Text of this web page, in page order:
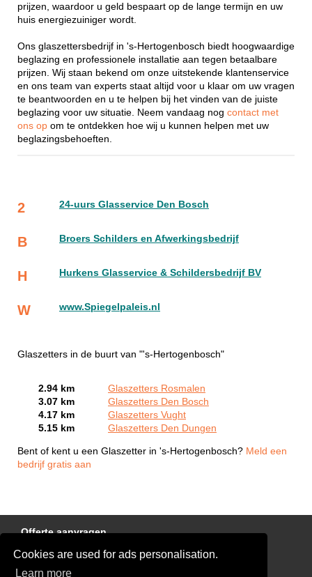
Cookies are used for ads personalisation.
Learn more
prijzen, waardoor u geld bespaart op de lange termijn en uw
huis energiezuiniger wordt.
Ons glaszettersbedrijf in 's-Hertogenbosch biedt hoogwaardige
beglazing en professionele installatie aan tegen betaalbare
prijzen. Wij staan bekend om onze uitstekende klantenservice
en ons team van experts staat altijd voor u klaar om uw vragen
te beantwoorden en u te helpen bij het vinden van de juiste
beglazing voor uw situatie. Neem vandaag nog contact met
ons op om te ontdekken hoe wij u kunnen helpen met uw
beglazingsbehoeften.
2 24-uurs Glasservice Den Bosch
B Broers Schilders en Afwerkingsbedrijf
H Hurkens Glasservice & Schildersbedrijf BV
W www.Spiegelpaleis.nl
Glaszetters in de buurt van "'s-Hertogenbosch"
2.94 km
Glaszetters Rosmalen
3.07 km
Glaszetters Den Bosch
4.17 km
Glaszetters Vught
5.15 km
Glaszetters Den Dungen
Bent of kent u een Glaszetter in 's-Hertogenbosch? Meld een
bedrijf gratis aan
Offerte aanvragen
Links